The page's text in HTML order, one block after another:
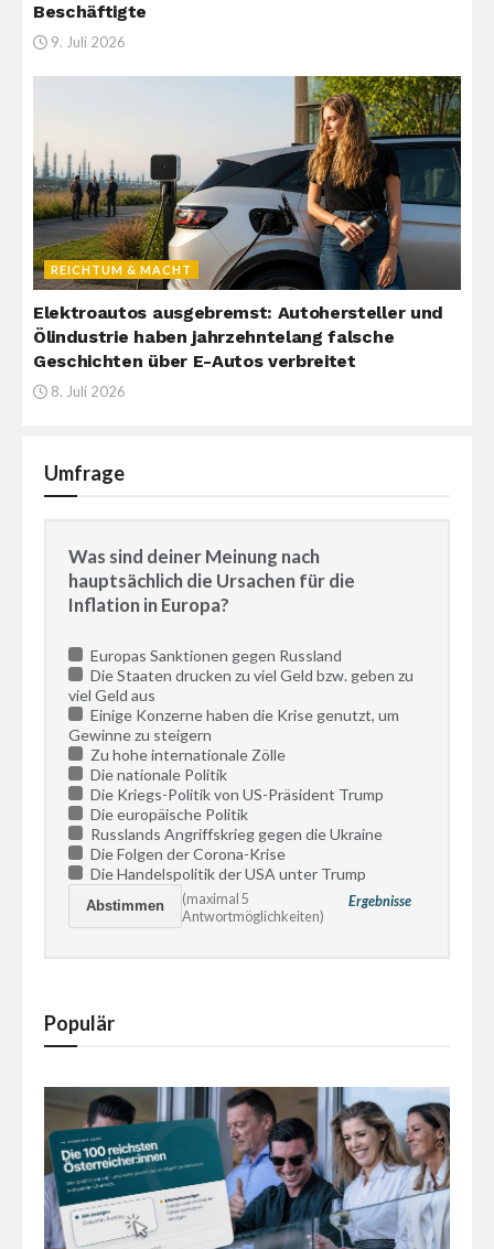
Beschäftigte
9. Juli 2026
REICHTUM & MACHT
Elektroautos ausgebremst: Autohersteller und
Ölindustrie haben jahrzehntelang falsche
Geschichten über E-Autos verbreitet
8. Juli 2026
Umfrage
Was sind deiner Meinung nach
hauptsächlich die Ursachen für die
Inflation in Europa?
Europas Sanktionen gegen Russland
Die Staaten drucken zu viel Geld bzw. geben zu
viel Geld aus
Einige Konzerne haben die Krise genutzt, um
Gewinne zu steigern
Zu hohe internationale Zölle
Die nationale Politik
Die Kriegs-Politik von US-Präsident Trump
Die europäische Politik
Russlands Angriffskrieg gegen die Ukraine
Die Folgen der Corona-Krise
Die Handelspolitik der USA unter Trump
Ergebnisse
(maximal 5
Antwortmöglichkeiten)
Populär